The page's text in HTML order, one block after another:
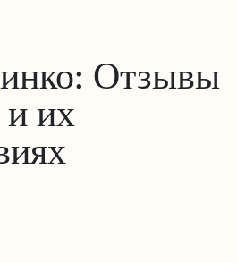
Отзывы
и их